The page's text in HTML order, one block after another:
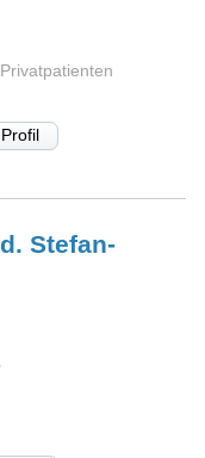
Privatpatienten
Stefan-